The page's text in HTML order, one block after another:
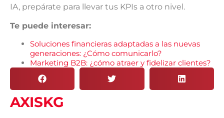
IA, prepárate para llevar tus KPIs a otro nivel.
Te puede interesar:
Soluciones financieras adaptadas a las nuevas
generaciones: ¿Cómo comunicarlo?
Marketing B2B: ¿cómo atraer y fidelizar clientes?
AXISKG